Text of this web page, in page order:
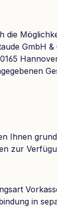
die
GmbH &
Ihnen
zur
in